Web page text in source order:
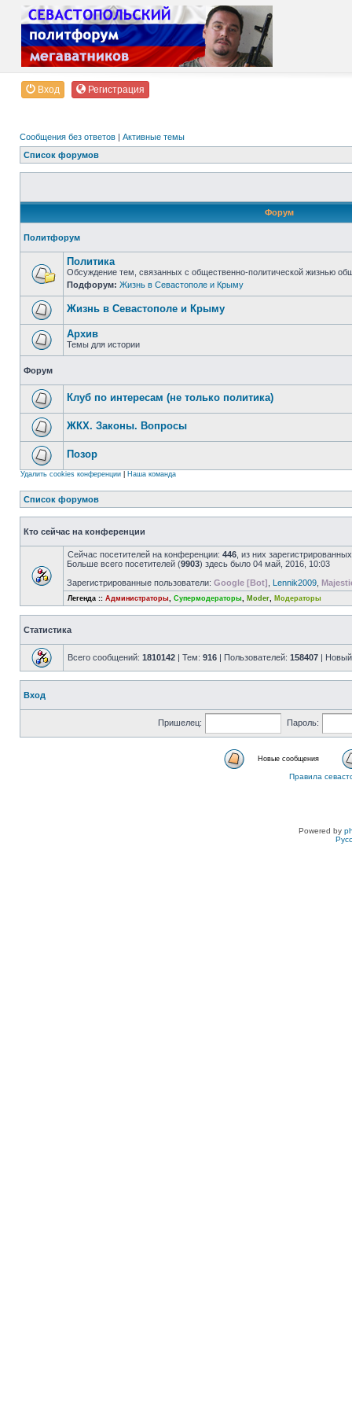
Вход Регистрация
Сообщения без ответов | Активные темы
Список форумов
Форум
Политфорум
Политика
Обсуждение тем, связанных с общественно-политической жизнью
Подфорум: Жизнь в Севастополе и Крыму
Жизнь в Севастополе и Крыму
Архив
Темы для истории
Форум
Клуб по интересам (не только политика)
ЖКХ. Законы. Вопросы
Позор
Удалить cookies конференции Наша команда
Список форумов
Кто сейчас на конференции
Сейчас посетителей на конференции: 446 , из них
Больше всего посетителей (9903) здесь было 04 май, 2016, 10:03
Зарегистрированные пользователи: Google [Bot] Lennik2009
Легенда :: Администраторы, Супермодераторы, Moder, Модераторы
Статистика
Всего сообщений: 1810142 | Тем: 916 | Пользователей: 158407 |
Вход
Пришелец: Пароль:
Новые сообщения
Правила
Powered by